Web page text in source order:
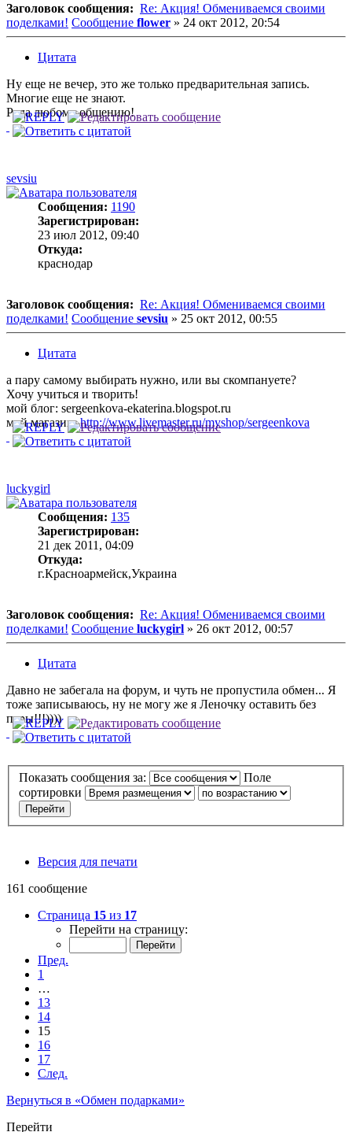
Заголовок сообщения: Re: Акция! Обмениваемся своими
поделками! Сообщение flower » 24 окт 2012, 20:54
Цитата
Ну еще не вечер, это же только предварительная запись.
Многие еще не знают.
Рада любому общению!
sevsiu
Сообщения: 1190
Зарегистрирован:
23 июл 2012, 09:40
Откуда:
краснодар
Заголовок сообщения: Re: Акция! Обмениваемся своими
поделками! Сообщение sevsiu » 25 окт 2012, 00:55
Цитата
а пару самому выбирать нужно, или вы скомпануете?
Хочу учиться и творить!
мой блог: sergeenkova-ekaterina.blogspot.ru
мой магазин:http://www.livemaster.ru/myshop/sergeenkova
luckygirl
Сообщения: 135
Зарегистрирован:
21 дек 2011, 04:09
Откуда:
г.Красноармейск,Украина
Заголовок сообщения: Re: Акция! Обмениваемся своими
поделками! Сообщение luckygirl » 26 окт 2012, 00:57
Цитата
Давно не забегала на форум, и чуть не пропустила обмен... Я
тоже записываюсь, ну не могу же я Леночку оставить без
пары!!!))))
Показать сообщения за:
Поле
сортировки
Версия для печати
161 сообщение
Страница 15 из 17
Перейти на страницу:
Пред.
1
…
13
14
15
16
17
След.
Вернуться в «Обмен подарками»
Перейти